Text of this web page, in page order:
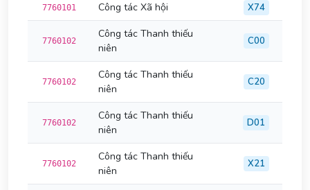
7760101 Công tác Xã hội X74
7760102
Công tác Thanh thiếu
niên
C00
7760102
Công tác Thanh thiếu
niên
C20
7760102
Công tác Thanh thiếu
niên
D01
7760102
Công tác Thanh thiếu
niên
X21